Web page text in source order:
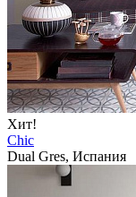
Хит!
Chic
Dual Gres, Испания